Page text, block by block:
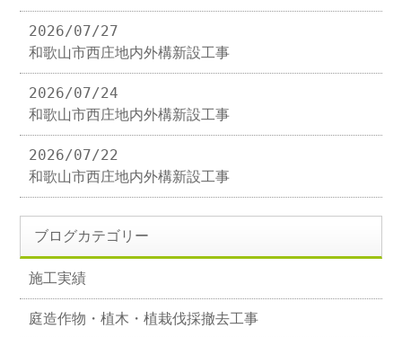
2026/07/27
和歌山市西庄地内外構新設工事
2026/07/24
和歌山市西庄地内外構新設工事
2026/07/22
和歌山市西庄地内外構新設工事
ブログカテゴリー
施工実績
庭造作物・植木・植栽伐採撤去工事